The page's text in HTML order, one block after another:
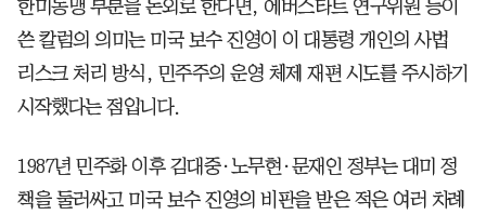
한미동맹 부분을 논외로 한다면, 에버스타트 연구위원 등이
쓴 칼럼의 의미는 미국 보수 진영이 이 대통령 개인의 사법
리스크 처리 방식, 민주주의 운영 체제 재편 시도를 주시하기
시작했다는 점입니다.
1987년 민주화 이후 김대중·노무현·문재인 정부는 대미 정
책을 둘러싸고 미국 보수 진영의 비판을 받은 적은 여러 차례